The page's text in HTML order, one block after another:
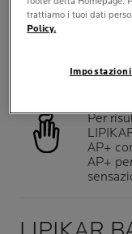
DOVE
Per
AP+
AP+
trattiamo i tuoi dati
Policy.